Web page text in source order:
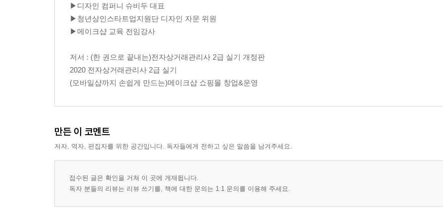
07 상품 진열하기
PART 04 쇼핑몰 게시판 설정하기
02 후기 게시판 생성하기
03 Q&A 게시판 수정하기
04 게시판 링크 연결하기
02 로고 세팅하기
03 배너 세팅하기
04 메인 슬라이드 배너 세팅하기
05 상세페이지 디자인 수정하기
▶디자인 컴퍼니 슈비두 대표
▶청년상인스타트업지원단 디자인 자문 위원
▶메이크샵 교육 전임강사
저서 : (한 권으로 끝내는)전자상거래관리사 2급 실기 개정판
2020 전자상거래관리사 2급 실기
(모바일샵까지 손쉽게 만드는)메이크샵 쇼핑몰 창업&운영
만든 이 코멘트
저자, 역자, 편집자를 위한 공간입니다. 독자들에게 전하고 싶은 말씀을 남겨주세요.
접수된 글은 확인을 거쳐 이 곳에 게재됩니다.
독자 분들의 리뷰는 리뷰 쓰기를, 책에 대한 문의는 1:1 문의를 이용해 주세요.